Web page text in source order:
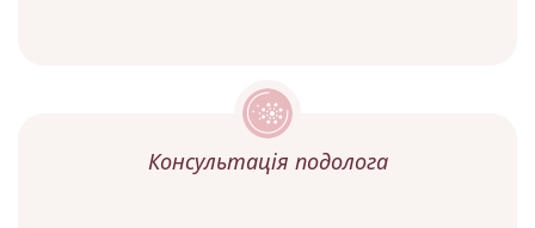
Консультація подолога